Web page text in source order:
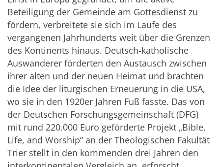
Beteiligung der Gemeinde am Gottesdienst zu
fördern, verbreitete sie sich im Laufe des
vergangenen Jahrhunderts weit über die Grenzen
des Kontinents hinaus. Deutsch-katholische
Auswanderer förderten den Austausch zwischen
ihrer alten und der neuen Heimat und brachten
die Idee der liturgischen Erneuerung in die USA,
wo sie in den 1920er Jahren Fuß fasste. Das von
der Deutschen Forschungsgemeinschaft (DFG)
mit rund 220.000 Euro geförderte Projekt „Bible,
Life, and Worship“ an der Theologischen Fakultät
Trier stellt in den kommenden drei Jahren den